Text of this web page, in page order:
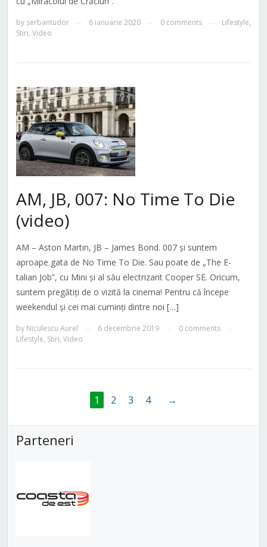
by serbantudor 6 ianuarie 2020 0 comments Lifestyle,
Stiri, Video
AM, JB, 007: No Time To Die
(video)
AM – Aston Martin, JB – James Bond. 007 și suntem
aproape gata de No Time To Die. Sau poate de „The E-
talian Job”, cu Mini și al său electrizant Cooper SE. Oricum,
suntem pregătiți de o vizită la cinema! Pentru că începe
weekendul și cei mai cuminți dintre noi […]
by Niculescu Aurel 6 decembrie 2019 0 comments
Lifestyle, Stiri, Video
1 2 3 4 →
Parteneri